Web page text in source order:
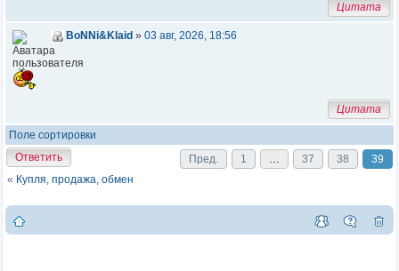
Цитата
BoNNi&Klaid » 03 авг, 2026, 18:56
Цитата
Поле сортировки
Пред.
1 … 37 38 39
Ответить
« Купля, продажа, обмен